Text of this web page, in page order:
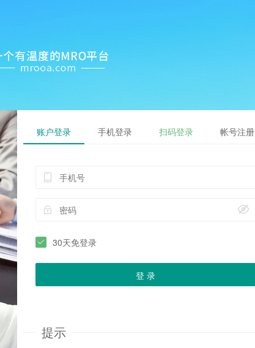
账户登录 手机登录 扫码登录 帐号注册
30天免登录
登 录
提示